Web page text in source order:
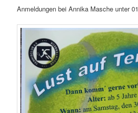
Anmeldungen bei Annika Masche unter